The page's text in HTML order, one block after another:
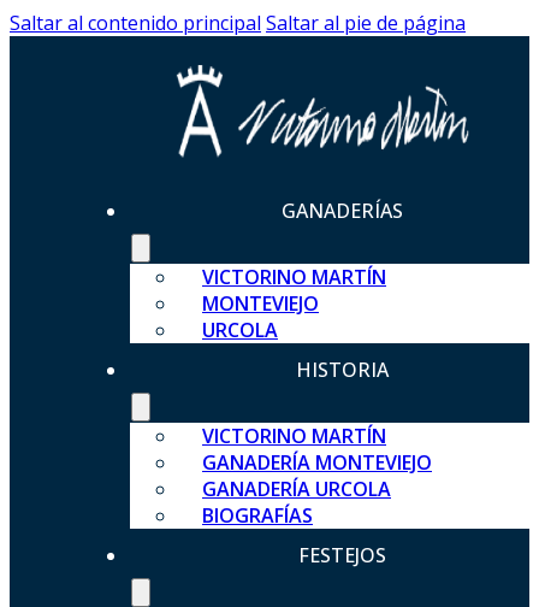
Saltar al contenido principal Saltar al pie de página
GANADERÍAS
VICTORINO MARTÍN
MONTEVIEJO
URCOLA
HISTORIA
VICTORINO MARTÍN
GANADERÍA MONTEVIEJO
GANADERÍA URCOLA
BIOGRAFÍAS
FESTEJOS